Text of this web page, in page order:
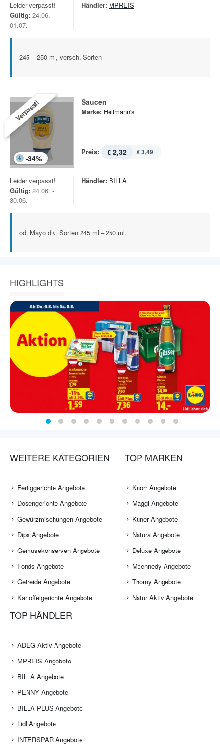
Leider verpasst!
Gültig: 24.06. -
01.07.
Händler: MPREIS
245 – 250 ml, versch. Sorten
Verpasst!
-34%
Saucen
Marke: Hellmann's
Preis: € 2,32 € 3,49
Leider verpasst!
Gültig: 24.06. -
30.06.
Händler: BILLA
od. Mayo div. Sorten 245 ml – 250 ml.
HIGHLIGHTS
WEITERE KATEGORIEN
Fertiggerichte Angebote
Dosengerichte Angebote
Gewürzmischungen Angebote
Dips Angebote
Gemüsekonserven Angebote
Fonds Angebote
Getreide Angebote
Kartoffelgerichte Angebote
TOP MARKEN
Knorr Angebote
Maggi Angebote
Kuner Angebote
Natura Angebote
Deluxe Angebote
Mcennedy Angebote
Thomy Angebote
Natur Aktiv Angebote
TOP HÄNDLER
ADEG Aktiv Angebote
MPREIS Angebote
BILLA Angebote
PENNY Angebote
BILLA PLUS Angebote
Lidl Angebote
INTERSPAR Angebote